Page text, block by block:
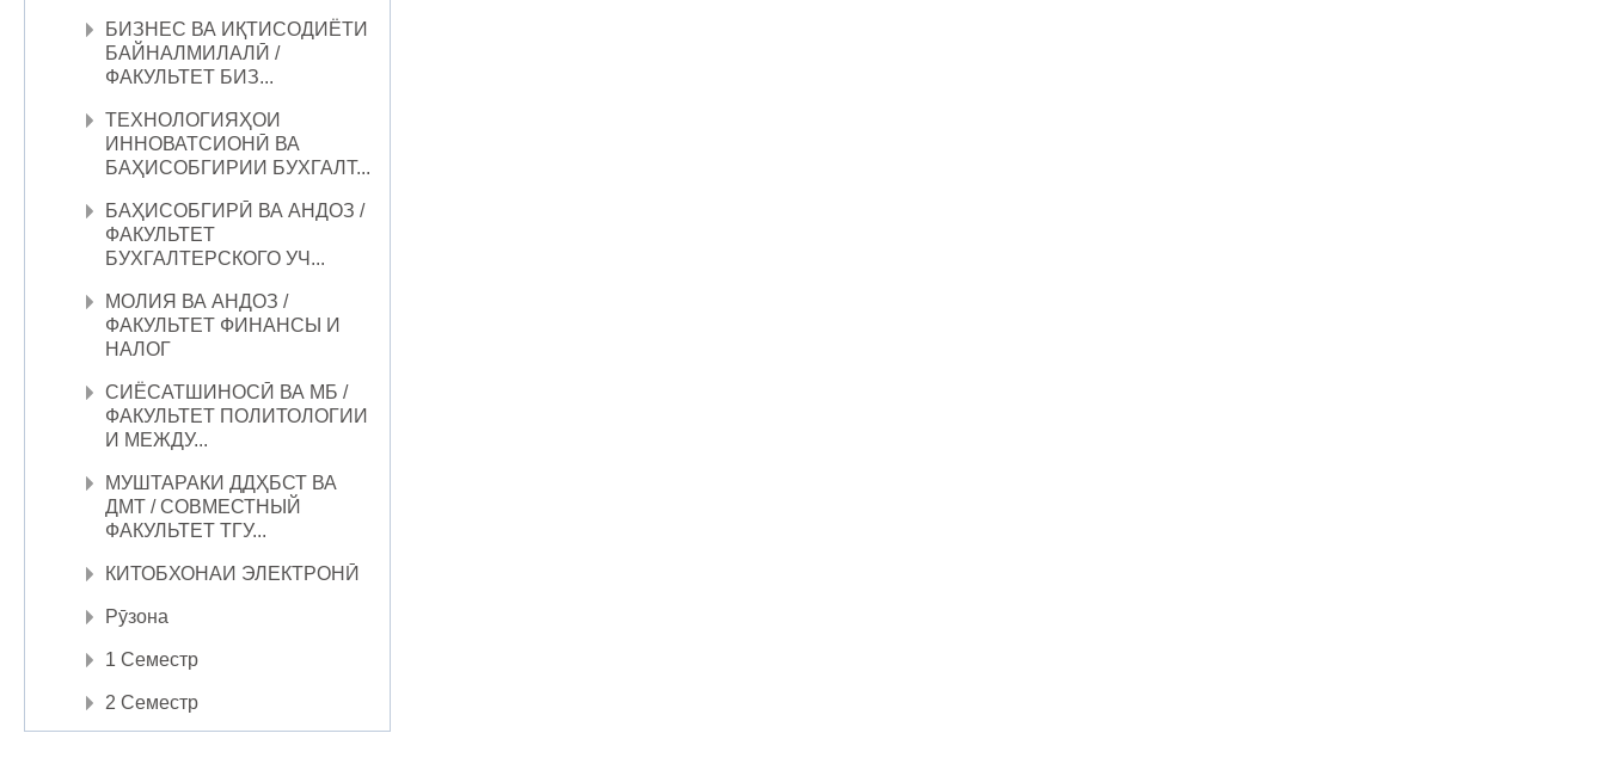
БИЗНЕС ВА ИҚТИСОДИЁТИ
БАЙНАЛМИЛАЛӢ /
ФАКУЛЬТЕТ БИЗ...
ТЕХНОЛОГИЯҲОИ
ИННОВАТСИОНӢ ВА
БАҲИСОБГИРИИ БУХГАЛТ...
БАҲИСОБГИРӢ ВА АНДОЗ /
ФАКУЛЬТЕТ
БУХГАЛТЕРСКОГО УЧ...
МОЛИЯ ВА АНДОЗ /
ФАКУЛЬТЕТ ФИНАНСЫ И
НАЛОГ
СИЁСАТШИНОСӢ ВА МБ /
ФАКУЛЬТЕТ ПОЛИТОЛОГИИ
И МЕЖДУ...
МУШТАРАКИ ДДҲБСТ ВА
ДМТ / СОВМЕСТНЫЙ
ФАКУЛЬТЕТ ТГУ...
КИТОБХОНАИ ЭЛЕКТРОНӢ
Рӯзона
1 Семестр
2 Семестр